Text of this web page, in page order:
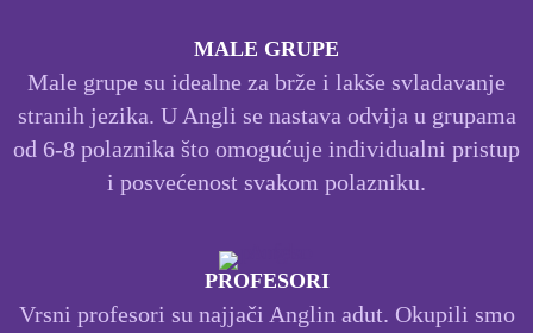
MALE GRUPE
Male grupe su idealne za brže i lakše svladavanje
stranih jezika. U Angli se nastava odvija u grupama
od 6-8 polaznika što omogućuje individualni pristup
i posvećenost svakom polazniku.
PROFESORI
Vrsni profesori su najjači Anglin adut. Okupili smo